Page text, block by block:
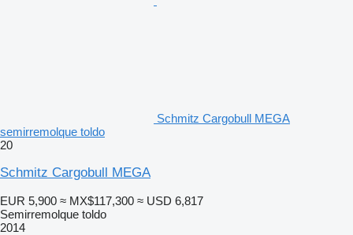
Schmitz Cargobull MEGA
semirremolque toldo
20
Schmitz Cargobull MEGA
EUR 5,900 ≈ MX$117,300 ≈ USD 6,817
Semirremolque toldo
2014